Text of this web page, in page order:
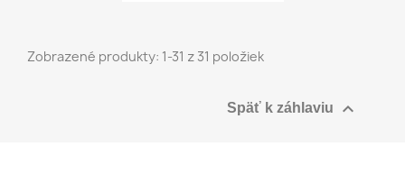
Zobrazené produkty: 1-31 z 31 položiek
Späť k záhlaviu 